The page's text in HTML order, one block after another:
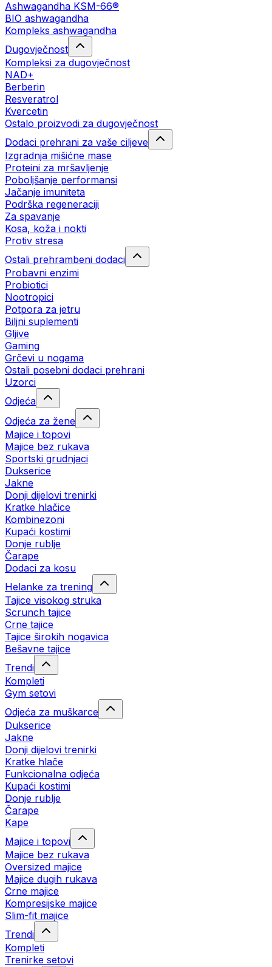
Ashwagandha KSM-66®
BIO ashwagandha
Kompleks ashwagandha
Dugovječnost
Kompleksi za dugovječnost
NAD+
Berberin
Resveratrol
Kvercetin
Ostalo proizvodi za dugovječnost
Dodaci prehrani za vaše ciljeve
Izgradnja mišićne mase
Proteini za mršavljenje
Poboljšanje performansi
Jačanje imuniteta
Podrška regeneraciji
Za spavanje
Kosa, koža i nokti
Protiv stresa
Ostali prehrambeni dodaci
Probavni enzimi
Probiotici
Nootropici
Potpora za jetru
Biljni suplementi
Gljive
Gaming
Grčevi u nogama
Ostali posebni dodaci prehrani
Uzorci
Odjeća
Odjeća za žene
Majice i topovi
Majice bez rukava
Sportski grudnjaci
Dukserice
Jakne
Donji dijelovi trenirki
Kratke hlačice
Kombinezoni
Kupaći kostimi
Donje rublje
Čarape
Dodaci za kosu
Helanke za trening
Tajice visokog struka
Scrunch tajice
Crne tajice
Tajice širokih nogavica
Bešavne tajice
Trendi
Kompleti
Gym setovi
Odjeća za muškarce
Dukserice
Jakne
Donji dijelovi trenirki
Kratke hlače
Funkcionalna odjeća
Kupaći kostimi
Donje rublje
Čarape
Kape
Majice i topovi
Majice bez rukava
Oversized majice
Majice dugih rukava
Crne majice
Kompresijske majice
Slim-fit majice
Trendi
Kompleti
Trenirke setovi